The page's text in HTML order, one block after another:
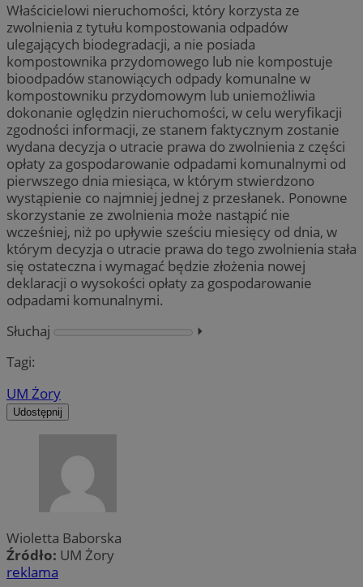
Właścicielowi nieruchomości, który korzysta ze
zwolnienia z tytułu kompostowania odpadów
ulegających biodegradacji, a nie posiada
kompostownika przydomowego lub nie kompostuje
bioodpadów stanowiących odpady komunalne w
kompostowniku przydomowym lub uniemożliwia
dokonanie oględzin nieruchomości, w celu weryfikacji
zgodności informacji, ze stanem faktycznym zostanie
wydana decyzja o utracie prawa do zwolnienia z części
opłaty za gospodarowanie odpadami komunalnymi od
pierwszego dnia miesiąca, w którym stwierdzono
wystąpienie co najmniej jednej z przesłanek. Ponowne
skorzystanie ze zwolnienia może nastąpić nie
wcześniej, niż po upływie sześciu miesięcy od dnia, w
którym decyzja o utracie prawa do tego zwolnienia stała
się ostateczna i wymagać będzie złożenia nowej
deklaracji o wysokości opłaty za gospodarowanie
odpadami komunalnymi.
Słuchaj
⏵︎
Tagi:
UM Żory
Udostępnij
Wioletta Baborska
Źródło: UM Żory
reklama